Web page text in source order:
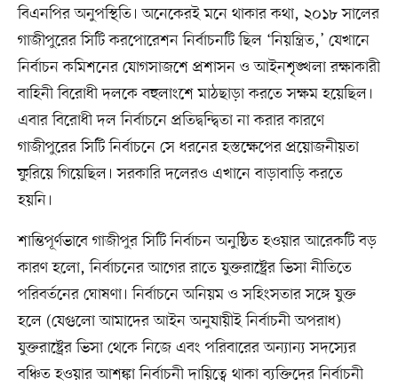
বিএনপির অনুপস্থিতি। অনেকেরই মনে থাকার কথা, ২০১৮ সালের
গাজীপুরের সিটি করপোরেশন নির্বাচনটি ছিল ‘নিয়ন্ত্রিত,’ যেখানে
নির্বাচন কমিশনের যোগসাজশে প্রশাসন ও আইনশৃঙ্খলা রক্ষাকারী
বাহিনী বিরোধী দলকে বহুলাংশে মাঠছাড়া করতে সক্ষম হয়েছিল।
এবার বিরোধী দল নির্বাচনে প্রতিদ্বন্দ্বিতা না করার কারণে
গাজীপুরের সিটি নির্বাচনে সে ধরনের হস্তক্ষেপের প্রয়োজনীয়তা
ফুরিয়ে গিয়েছিল। সরকারি দলেরও এখানে বাড়াবাড়ি করতে
হয়নি।
শান্তিপূর্ণভাবে গাজীপুর সিটি নির্বাচন অনুষ্ঠিত হওয়ার আরেকটি বড়
কারণ হলো, নির্বাচনের আগের রাতে যুক্তরাষ্ট্রের ভিসা নীতিতে
পরিবর্তনের ঘোষণা। নির্বাচনে অনিয়ম ও সহিংসতার সঙ্গে যুক্ত
হলে (যেগুলো আমাদের আইন অনুযায়ীই নির্বাচনী অপরাধ)
যুক্তরাষ্ট্রের ভিসা থেকে নিজে এবং পরিবারের অন্যান্য সদস্যের
বঞ্চিত হওয়ার আশঙ্কা নির্বাচনী দায়িত্বে থাকা ব্যক্তিদের নির্বাচনী